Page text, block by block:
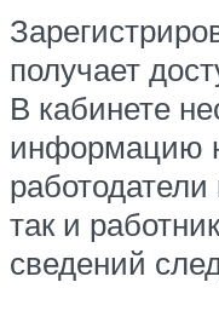
получает
В кабинете
информацию
так и
сведений